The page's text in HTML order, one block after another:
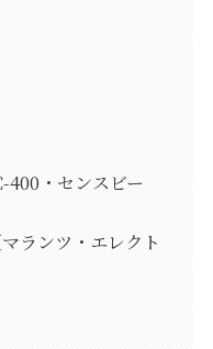
400・センスビー
ランツ・エレクト